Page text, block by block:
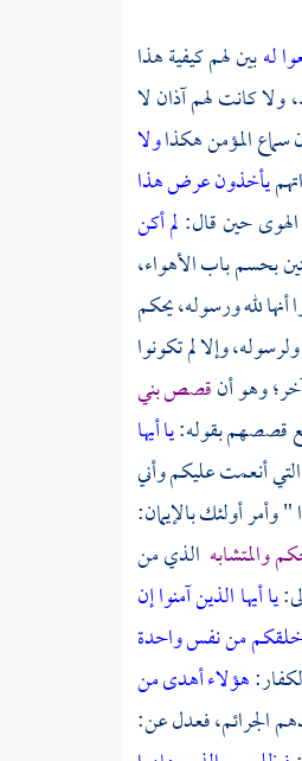
لهبين لهم كيفية هذا
ولا كانت لهم آذان لا
سماع المؤمن هكذاولا
يأخذون عرض هذا
الهوى حين قال:لم أكن
بحسم باب الأهواء،
لله ورسوله، يحكم
وإلا لم تكونوا
وهو أنقصص بني
قصصهم بقوله:يا أيها
أنعمت عليكم وأني
وأمر أولئك بالإيمان:
والمتشابه الذي من
يا أيها الذين آمنوا إن
خلقكم من نفس واحدة
هؤلاء أهدى من
الجرائم، فعدل عن: